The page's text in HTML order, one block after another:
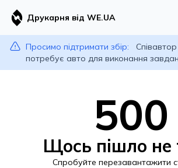
Друкарня від WE.UA
Просимо підтримати збір:
потребує авто для виконання
500
Щось пішло не
Спробуйте перезавантажити